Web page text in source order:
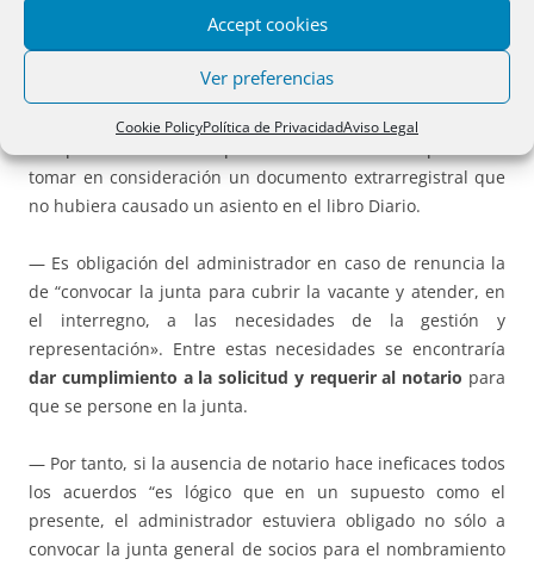
Accept cookies
Ver preferencias
Cookie PolicyPolítica de PrivacidadAviso Legal
cumplido con la convocatoria de la junta para el
causar asiento de presentación la solicitud de presencia
notarial, ello no se pudo tener en cuenta en la calificación,
tomar en consideración un documento extrarregistral que
no hubiera causado un asiento en el libro Diario.
— Es obligación del administrador en caso de renuncia la
de “convocar la junta para cubrir la vacante y atender, en
el interregno, a las necesidades de la gestión y
representación». Entre estas necesidades se encontraría
dar cumplimiento a la solicitud y requerir al notario para
que se persone en la junta.
— Por tanto, si la ausencia de notario hace ineficaces todos
los acuerdos “es lógico que en un supuesto como el
presente, el administrador estuviera obligado no sólo a
convocar la junta general de socios para el nombramiento